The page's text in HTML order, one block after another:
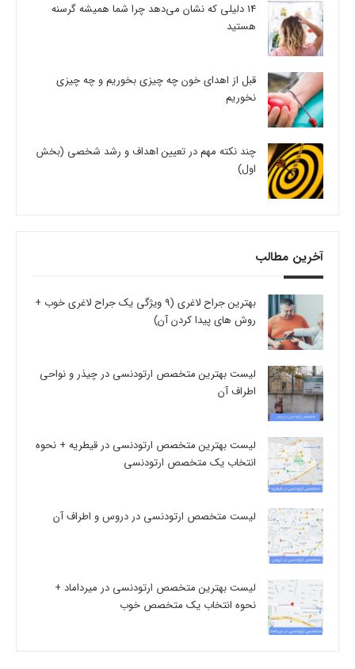
14 دلیلی که نشان می‌دهد چرا شما همیشه گرسنه
هستید
قبل از اهدای خون چه چیزی بخوریم و چه چیزی
نخوریم
چند نکته مهم در تعیین اهداف و رشد شخصی (بخش
اول)
آخرین مطالب
بهترین جراح لاغری (9 ویژگی یک جراح لاغری خوب +
روش های پیدا کردن آن)
لیست بهترین متخصص ارتودنسی در چیذر و نواحی
اطراف آن
لیست بهترین متخصص ارتودنسی در قیطریه + نحوه
انتخاب یک متخصص ارتودنسی
لیست متخصص ارتودنسی در دروس و اطراف آن
لیست بهترین متخصص ارتودنسی در میرداماد +
نحوه انتخاب یک متخصص خوب